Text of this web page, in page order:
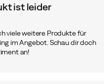
ist leider
viele weitere Produkte für
im Angebot. Schau dir doch
an!